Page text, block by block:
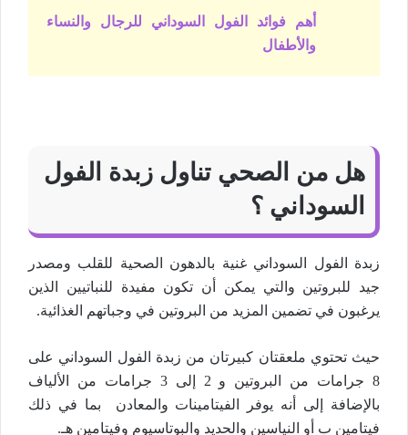
أهم فوائد الفول السوداني للرجال والنساء
والأطفال
هل من الصحي تناول زبدة الفول
السوداني ؟
زبدة الفول السوداني غنية بالدهون الصحية للقلب ومصدر
جيد للبروتين والتي يمكن أن تكون مفيدة للنباتيين الذين
يرغبون في تضمين المزيد من البروتين في وجباتهم الغذائية.
حيث تحتوي ملعقتان كبيرتان من زبدة الفول السوداني على
8 جرامات من البروتين و 2 إلى 3 جرامات من الألياف
بالإضافة إلى أنه يوفر الفيتامينات والمعادن بما في ذلك
فيتامين ب أو النياسين والحديد والبوتاسيوم وفيتامين هـ.